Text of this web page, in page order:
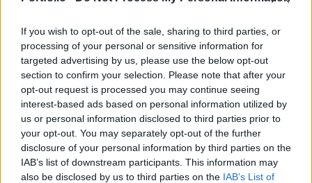
If you wish to opt-out of the sale, sharing to third parties, or
processing of your personal or sensitive information for
targeted advertising by us, please use the below opt-out
section to confirm your selection. Please note that after your
opt-out request is processed you may continue seeing
interest-based ads based on personal information utilized by
us or personal information disclosed to third parties prior to
your opt-out. You may separately opt-out of the further
disclosure of your personal information by third parties on the
IAB’s list of downstream participants. This information may
also be disclosed by us to third parties on the IAB’s List of
kitől is kapta a legtöbb támogatást eddig a
háborúban Ukrajna, és hogy az amerikai kormány
háborúval kapcsolatos tervei mit jelentenek az EU
és persze az oroszok által lerohant ország
számára. A témával kapcsolatban Szabó Dániel, a
Portfolio EU-s ügyekkel foglalkozó elemzője volt a
vendégünk. Az adás második részében a
napokban óriási mennyiségben kamatot fizető
Prémium Állampapírokkal foglalkoztunk, egyebek